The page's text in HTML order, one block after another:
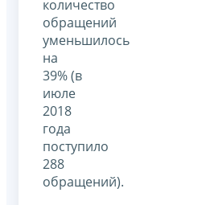
количество
обращений
уменьшилось
на
39% (в
июле
2018
года
поступило
288
обращений).